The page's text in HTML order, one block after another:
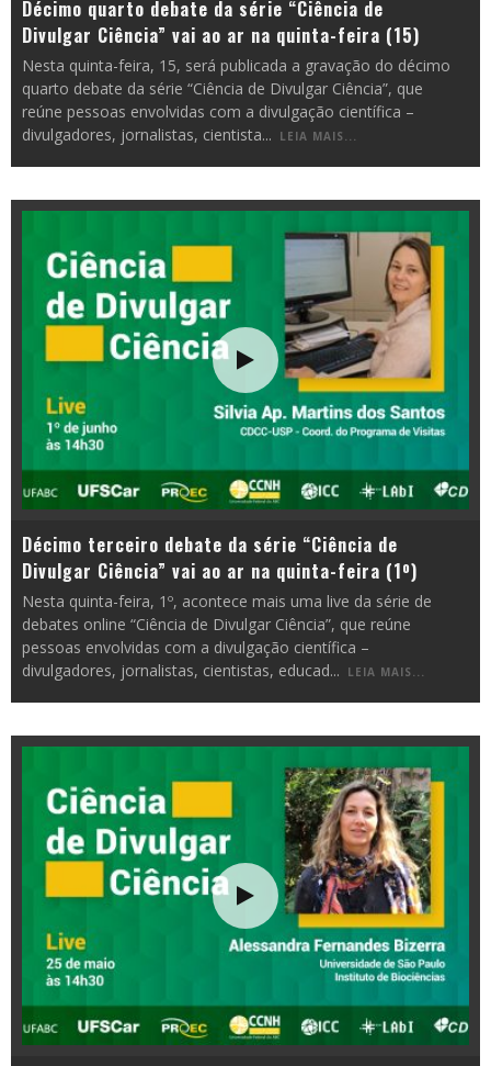
Décimo quarto debate da série “Ciência de
Divulgar Ciência” vai ao ar na quinta-feira (15)
Nesta quinta-feira, 15, será publicada a gravação do décimo
quarto debate da série “Ciência de Divulgar Ciência”, que
reúne pessoas envolvidas com a divulgação científica –
divulgadores, jornalistas, cientista... LEIA MAIS...
Décimo terceiro debate da série “Ciência de
Divulgar Ciência” vai ao ar na quinta-feira (1º)
Nesta quinta-feira, 1º, acontece mais uma live da série de
debates online “Ciência de Divulgar Ciência”, que reúne
pessoas envolvidas com a divulgação científica –
divulgadores, jornalistas, cientistas, educad... LEIA MAIS...